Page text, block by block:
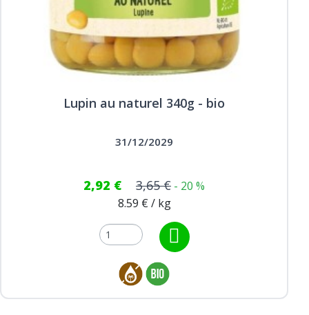
Lupin au naturel 340g - bio
31/12/2029
2,92 € 3,65 € - 20 %
8.59 € / kg